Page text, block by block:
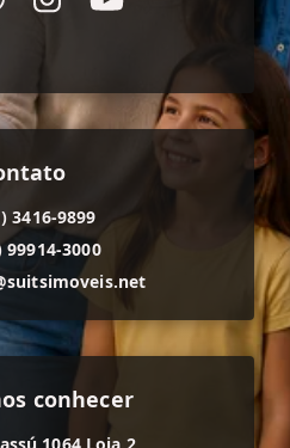
3416-9899
99914-3000
conhecer
1064 Loja 2